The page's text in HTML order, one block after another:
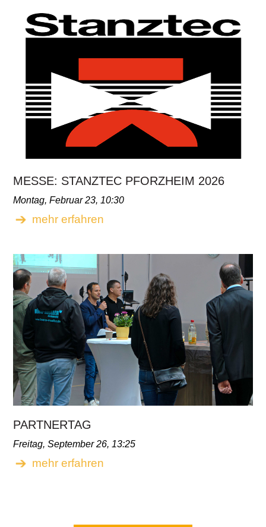
MESSE: STANZTEC PFORZHEIM 2026
Montag, Februar 23, 10:30
mehr erfahren
PARTNERTAG
Freitag, September 26, 13:25
mehr erfahren